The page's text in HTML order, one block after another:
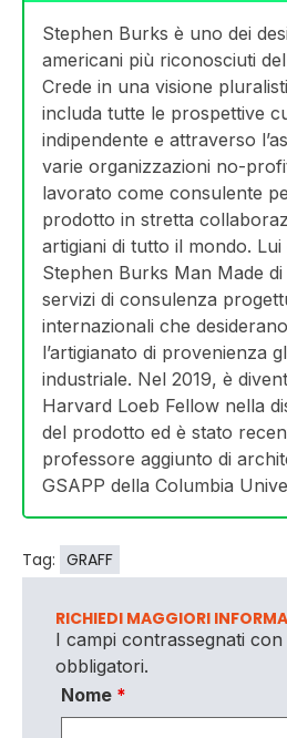
Stephen Burks è uno dei
americani più riconosciuti
Crede in una visione
includa tutte le prospettive
indipendente e attraverso
varie organizzazioni no-
lavorato come consulente
prodotto in stretta
artigiani di tutto il mondo.
Stephen Burks Man Made
servizi di consulenza
internazionali che
l’artigianato di provenienza
industriale. Nel 2019, è
Harvard Loeb Fellow nella
del prodotto ed è stato
professore aggiunto di
GSAPP della Columbia
Tag: GRAFF
RICHIEDI MAGGIORI
I campi contrassegnati con
obbligatori.
Nome *